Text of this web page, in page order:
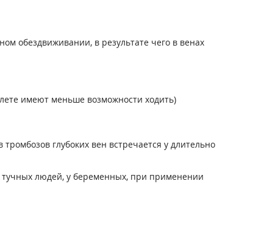
обездвиживании, в результате чего в венах
имеют меньше возможности ходить)
глубоких вен встречается у длительно
людей, у беременных, при применении